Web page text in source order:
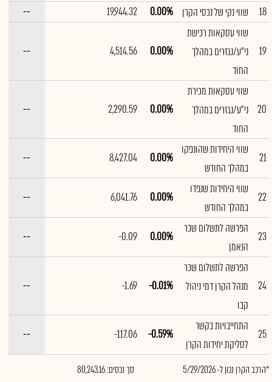
18
שווי נקי של נכסי הקרן 0.00%
19,944.32
--
19
שווי עסקאות רכישת
ני"ע/נגזרים במהלך
החוד
0.00%
4,514.56
--
20
שווי עסקאות מכירת
ני"ע/נגזרים במהלך
החוד
0.00%
2,290.59
--
21
שווי היחידות שהונפקו
במהלך החודש
0.00%
8,427.04
--
22
שווי היחידות שנפדו
במהלך החודש
0.00%
6,041.76
--
23
הפרשה לתשלום שכר
הנאמן
0.00%
-0.09
--
24
הפרשה לתשלום שכר
מנהל הקרן דמי ניהול
קבו
-0.01%
-1.69
--
25
התחייבויות בקשר
לסליקת יחידות הקרן
-0.59%
-117.06
--
*הרכב הקרן נכון ל- 5/29/2026 סך נכסים: 80,243.16